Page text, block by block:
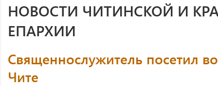
НОВОСТИ ЧИТИНСКОЙ И
ЕПАРХИИ
Священнослужитель посетил
Чите